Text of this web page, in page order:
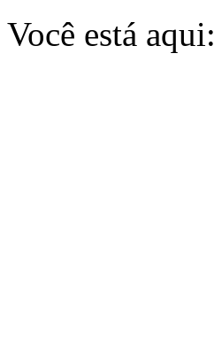
Você está aqui: